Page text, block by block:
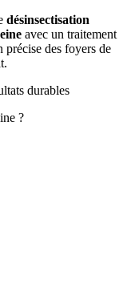
désinsectisation
avec un traitement
des foyers de
durables
?